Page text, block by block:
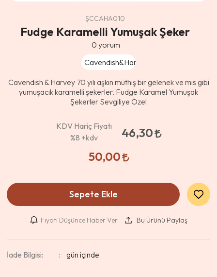
ŞCCAHA010
Fudge Karamelli Yumuşak Şeker
0 yorum
Cavendish&Harvey
Cavendish & Harvey 70 yılı aşkın müthiş bir gelenek ve mis gibi
yumuşacık karamelli şekerler. Fudge Karamel Yumuşak
Şekerler Sevgiliye Özel
KDV Hariç Fiyatı
%8 +kdv
46,30
50,00
Sepete Ekle
Fiyatı Düşünce Haber Ver Bu Ürünü Paylaş
İade Bilgisi: